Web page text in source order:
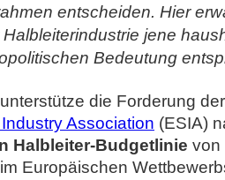
entscheiden. Hier
jene
Bedeutung
die Forderung
Association (ESIA)
Halbleiter-Budgetlinie von
Europäischen